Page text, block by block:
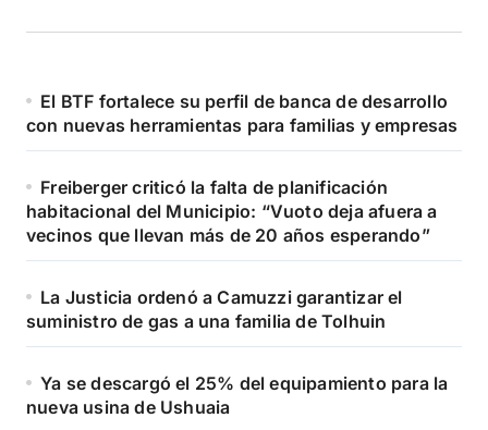
El BTF fortalece su perfil de banca de desarrollo
con nuevas herramientas para familias y empresas
Freiberger criticó la falta de planificación
habitacional del Municipio: “Vuoto deja afuera a
vecinos que llevan más de 20 años esperando”
La Justicia ordenó a Camuzzi garantizar el
suministro de gas a una familia de Tolhuin
Ya se descargó el 25% del equipamiento para la
nueva usina de Ushuaia